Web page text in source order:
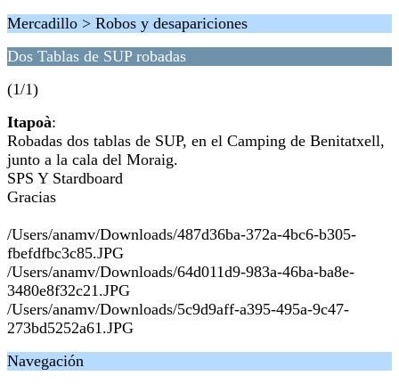
Mercadillo > Robos y desapariciones
Dos Tablas de SUP robadas
(1/1)
Itapoà:
Robadas dos tablas de SUP, en el Camping de Benitatxell,
junto a la cala del Moraig.
SPS Y Stardboard
Gracias
/Users/anamv/Downloads/487d36ba-372a-4bc6-b305-
fbefdfbc3c85.JPG
/Users/anamv/Downloads/64d011d9-983a-46ba-ba8e-
3480e8f32c21.JPG
/Users/anamv/Downloads/5c9d9aff-a395-495a-9c47-
273bd5252a61.JPG
Navegación